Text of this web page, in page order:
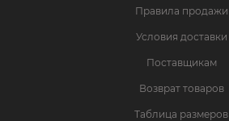
Правила продажи
Условия доставки
Поставщикам
Возврат товаров
Таблица размеров